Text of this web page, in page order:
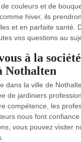
couleurs et de
hiver, ils
et en parfaite santé.
vos questions au
à la
Nothalten
dans la ville de
de jardiniers
compétence, les
nous font
vous pouvez visiter